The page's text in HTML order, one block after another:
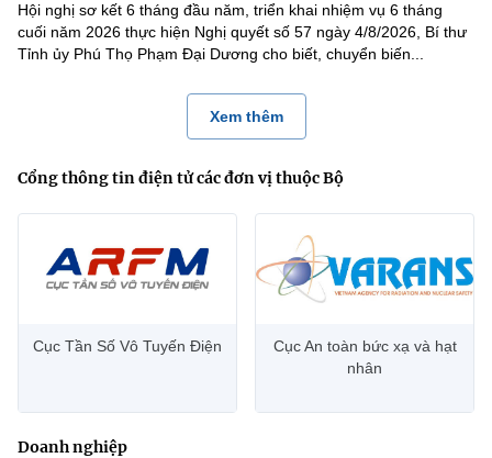
Hội nghị sơ kết 6 tháng đầu năm, triển khai nhiệm vụ 6 tháng
cuối năm 2026 thực hiện Nghị quyết số 57 ngày 4/8/2026, Bí thư
Tỉnh ủy Phú Thọ Phạm Đại Dương cho biết, chuyển biến...
Xem thêm
Cổng thông tin điện tử các đơn vị thuộc Bộ
Cục Tần Số Vô Tuyến Điện
Cục An toàn bức xạ và hạt
nhân
Doanh nghiệp